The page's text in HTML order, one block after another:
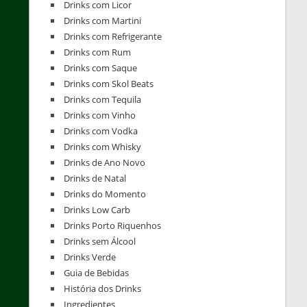
Drinks com Licor
Drinks com Martini
Drinks com Refrigerante
Drinks com Rum
Drinks com Saque
Drinks com Skol Beats
Drinks com Tequila
Drinks com Vinho
Drinks com Vodka
Drinks com Whisky
Drinks de Ano Novo
Drinks de Natal
Drinks do Momento
Drinks Low Carb
Drinks Porto Riquenhos
Drinks sem Álcool
Drinks Verde
Guia de Bebidas
História dos Drinks
Ingredientes